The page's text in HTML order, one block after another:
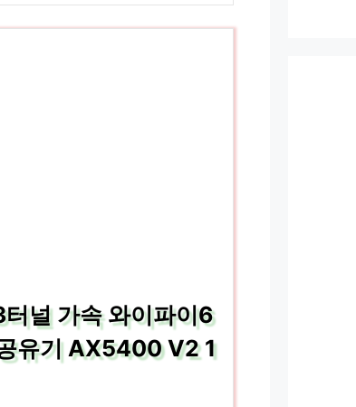
널 가속 와이파이6
유기 AX5400 V2 1